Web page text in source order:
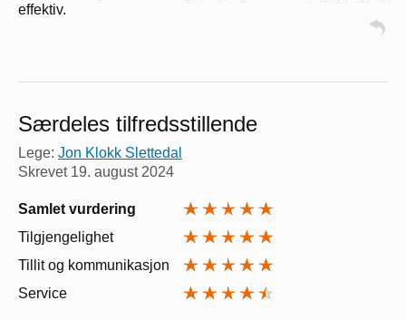
effektiv.
Særdeles tilfredsstillende
Lege: Jon Klokk Slettedal
Skrevet 19. august 2024
Samlet vurdering
Tilgjengelighet
Tillit og kommunikasjon
Service